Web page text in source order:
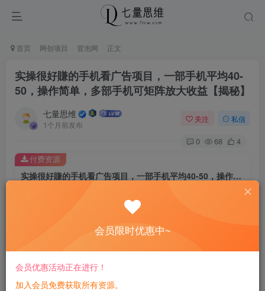
首页 网创项目 冒泡网 正文
实操很好賺的手机看广告项目，一部手机平均40-
50，操作简单，多部手机可矩阵放大收益【揭秘】
七量思维
1个月前发布
关注 私信
0 68 4
实操很好賺的手机看广告项目，一部手机平均40-50，操作简单，多部手机可矩阵放大收益【揭秘】
8.8
免费
您当前未登录！建议登陆后购买，可保存购买订单
付费资源
会员限时优惠中~
会员优惠活动正在进行！
加入会员免费获取所有资源。